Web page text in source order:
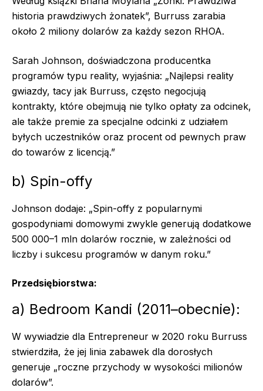
historia prawdziwych żonatek”, Burruss zarabia
około 2 miliony dolarów za każdy sezon RHOA.
Sarah Johnson, doświadczona producentka
programów typu reality, wyjaśnia: „Najlepsi reality
gwiazdy, tacy jak Burruss, często negocjują
kontrakty, które obejmują nie tylko opłaty za odcinek,
ale także premie za specjalne odcinki z udziałem
byłych uczestników oraz procent od pewnych praw
do towarów z licencją.”
b) Spin-offy
Johnson dodaje: „Spin-offy z popularnymi
gospodyniami domowymi zwykle generują dodatkowe
500 000–1 mln dolarów rocznie, w zależności od
liczby i sukcesu programów w danym roku.”
Przedsiębiorstwa:
a) Bedroom Kandi (2011–obecnie):
W wywiadzie dla Entrepreneur w 2020 roku Burruss
stwierdziła, że jej linia zabawek dla dorosłych
generuje „roczne przychody w wysokości milionów
dolarów”.